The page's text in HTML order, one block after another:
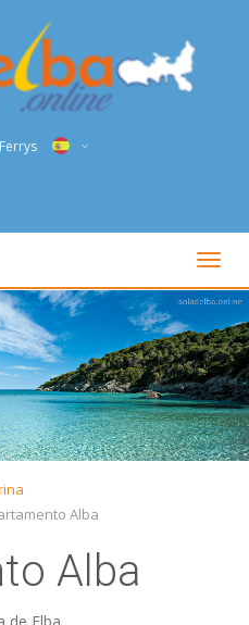
DEU
FRA
PYC
SLO
Alba
Alba